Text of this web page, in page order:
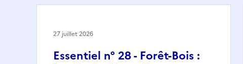
Essentiel n° 28 - Forêt-Bois :
27 juillet 2026